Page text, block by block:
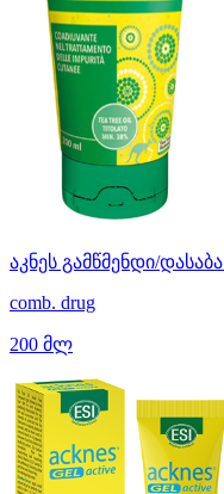
აკნეს გამწმენდი/
comb. drug
200 მლ